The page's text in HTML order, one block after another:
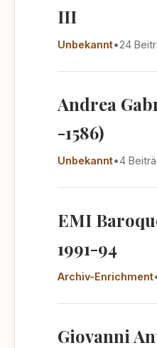
III
Unbekannt•24
Andrea
-1586)
Unbekannt•4
EMI
1991-94
Archiv-Enrichment
Giovanni